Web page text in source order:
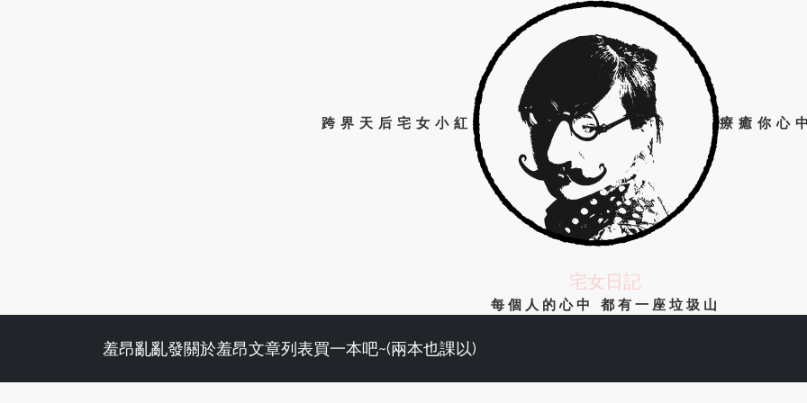
跨界天后宅女小紅 療癒你心
宅女日記
每個人的心中 都有一座垃圾山
羞昂亂亂發關於羞昂文章列表買一本吧~(兩本也課以)